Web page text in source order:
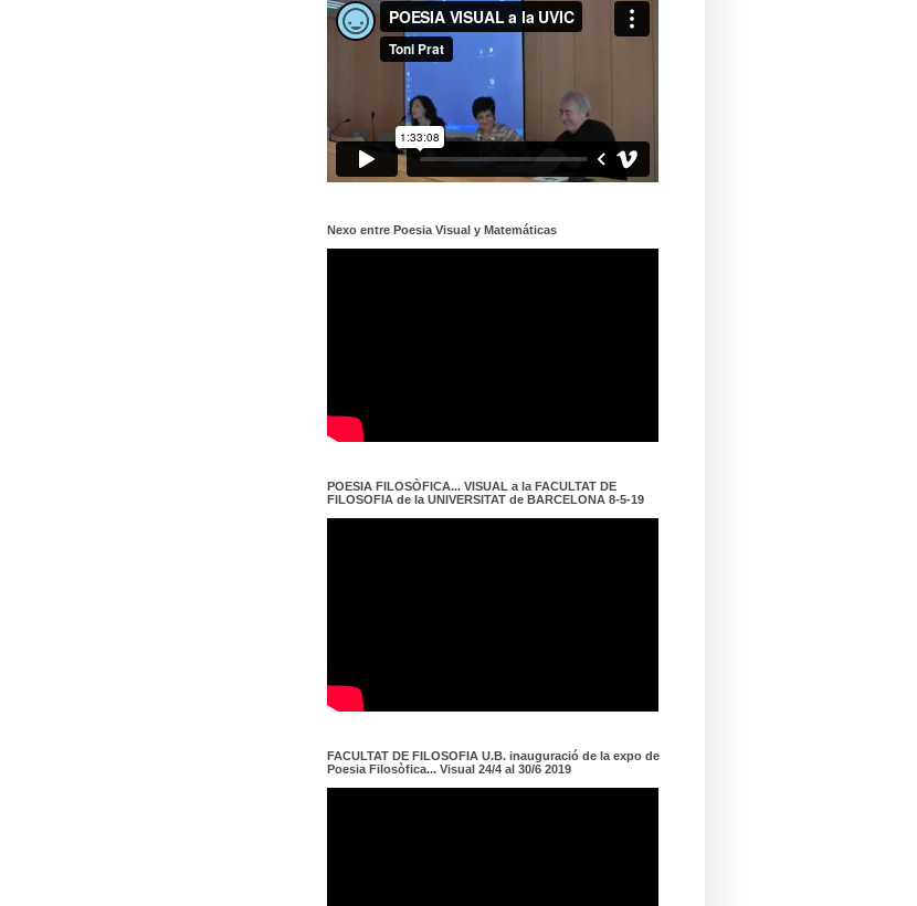
Nexo entre Poesia Visual y Matemáticas
POESIA FILOSÒFICA... VISUAL a la FACULTAT DE
FILOSOFIA de la UNIVERSITAT de BARCELONA 8-5-19
FACULTAT DE FILOSOFIA U.B. inauguració de la expo de
Poesia Filosòfica... Visual 24/4 al 30/6 2019